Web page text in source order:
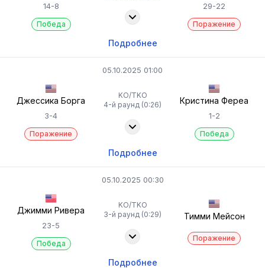
14-8
Победа
29-22
Поражение
Подробнее
05.10.2025 01:00
Джессика Борга
3-4
Поражение
KO/TKO
4-й раунд (0:26)
Кристина Фереа
1-2
Победа
Подробнее
05.10.2025 00:30
Джимми Ривера
23-5
Победа
KO/TKO
3-й раунд (0:29)
Тимми Мейсон
Поражение
Подробнее